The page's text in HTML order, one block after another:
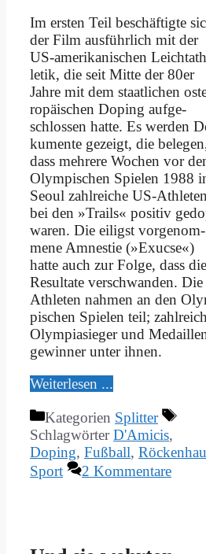
Im er­sten Teil be­schäf­tig­te
der Film aus­führ­lich mit der
US-ame­ri­ka­ni­schen
le­tik, die seit Mit­te der 80er
Jah­re mit dem staat­li­chen
ro­päi­schen Do­ping auf­ge­
schlos­sen hat­te. Es wer­den
ku­men­te ge­zeigt, die
dass meh­re­re Wo­chen vor
Olym­pi­schen Spie­len 1988
Seo­ul zahl­rei­che US-Ath­le­ten
bei den »Trails« po­si­tiv
wa­ren. Die ei­ligst vor­ge­nom­
me­ne Am­ne­stie (»Exuc­se«)
hat­te auch zur Fol­ge, dass
Re­sul­ta­te ver­schwan­den. Die
Ath­le­ten nah­men an den
pi­schen Spie­len teil;
Olym­pia­sie­ger und
ge­win­ner un­ter ih­nen.
Wei­ter­le­sen ...
Kategorien Splitter
SchlagwörterD'Amicis,
Doping, Fußball,
Sport
2 Kommentare